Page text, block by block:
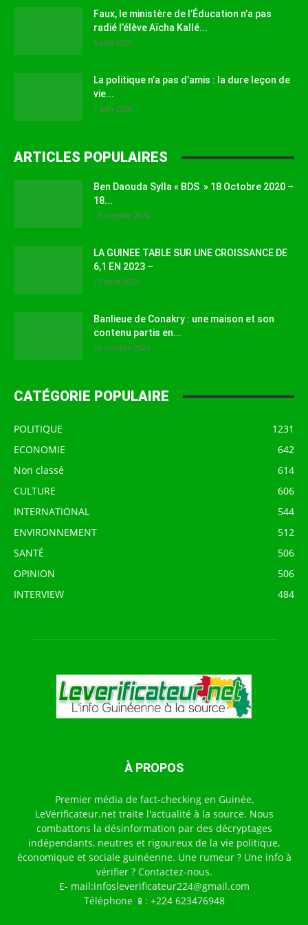
Faux, le ministère de l’Éducation n’a pas
radié l’élève Aïcha Kallé...
9 juin 2026
La politique n’a pas d’amis : la dure leçon de
vie...
1 juin 2026
ARTICLES POPULAIRES
Ben Daouda Sylla « BDS » 18 Octobre 2020 –
18...
18 octobre 2024
LA GUINEE TABLE SUR UNE CROISSANCE DE
6,1 EN 2023 –
17 août 2023
Banlieue de Conakry : une maison et son
contenu partis en...
16 octobre 2024
CATÉGORIE POPULAIRE
POLITIQUE
1231
ECONOMIE
642
Non classé
614
CULTURE
606
INTERNATIONAL
544
ENVIRONNEMENT
512
SANTÉ
506
OPINION
506
INTERVIEW
484
À PROPOS
Premier média de fact-checking en Guinée,
LeVérificateur.net traite l'actualité à la source. Nous
combattons la désinformation par des décryptages
indépendants, neutres et rigoureux de la vie politique,
économique et sociale guinéenne. Une rumeur ? Une info à
vérifier ? Contactez-nous.
E- mail:infosleverificateur224@gmail.com
Téléphone 📱: +224 623476948